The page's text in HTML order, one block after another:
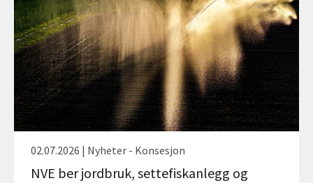
02.07.2026 | Nyheter - Konsesjon
NVE ber jordbruk, settefiskanlegg og